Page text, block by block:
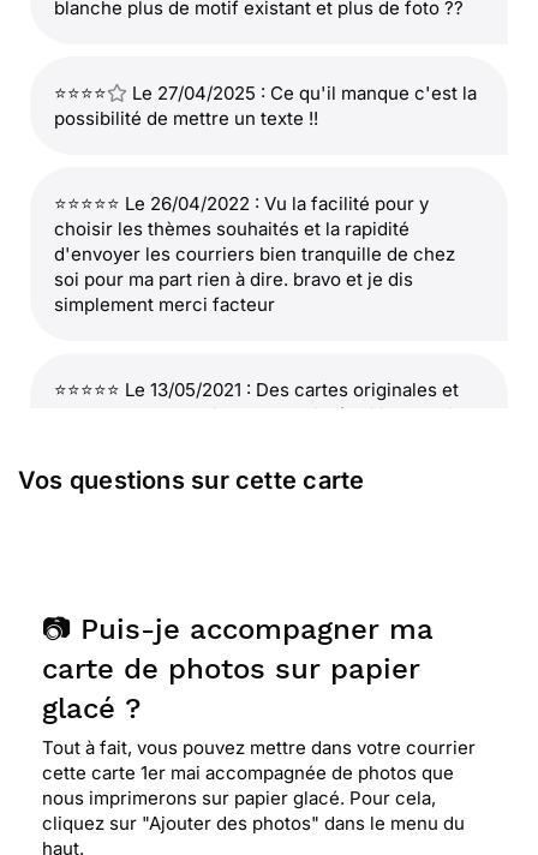
blanche plus de motif existant et plus de foto ??
⭐⭐⭐⭐
Le 27/04/2025 : Ce qu'il manque c'est la
possibilité de mettre un texte !!
⭐⭐⭐⭐⭐ Le 26/04/2022 : Vu la facilité pour y
choisir les thèmes souhaités et la rapidité
d'envoyer les courriers bien tranquille de chez
soi pour ma part rien à dire. bravo et je dis
simplement merci facteur
⭐⭐⭐⭐⭐ Le 13/05/2021 : Des cartes originales et
souvent personnalisables. Facile à utiliser, rapide
plaisir ! Pas besoin d'aller à la Poste et il y a même
la possibilité de joindre des photos au courrier et
⭐⭐⭐⭐⭐ Le 15/05/2020 : Parfait!
⭐⭐⭐⭐⭐ Le 14/05/2020 : Très belle carte. Merci
Vos questions sur cette carte
📷 Puis-je accompagner ma
carte de photos sur papier
glacé ?
Tout à fait, vous pouvez mettre dans votre courrier
cette carte 1er mai accompagnée de photos que
nous imprimerons sur papier glacé. Pour cela,
cliquez sur "Ajouter des photos" dans le menu du
haut.